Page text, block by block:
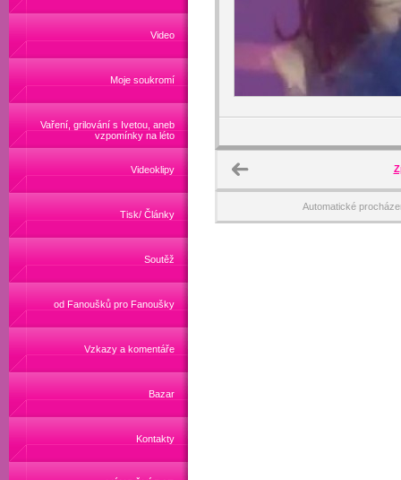
Video
Moje soukromí
Vaření, grilování s Ivetou, aneb
vzpomínky na léto
Videoklipy
Tisk/ Články
Soutěž
od Fanoušků pro Fanoušky
Vzkazy a komentáře
Bazar
Kontakty
Automatické